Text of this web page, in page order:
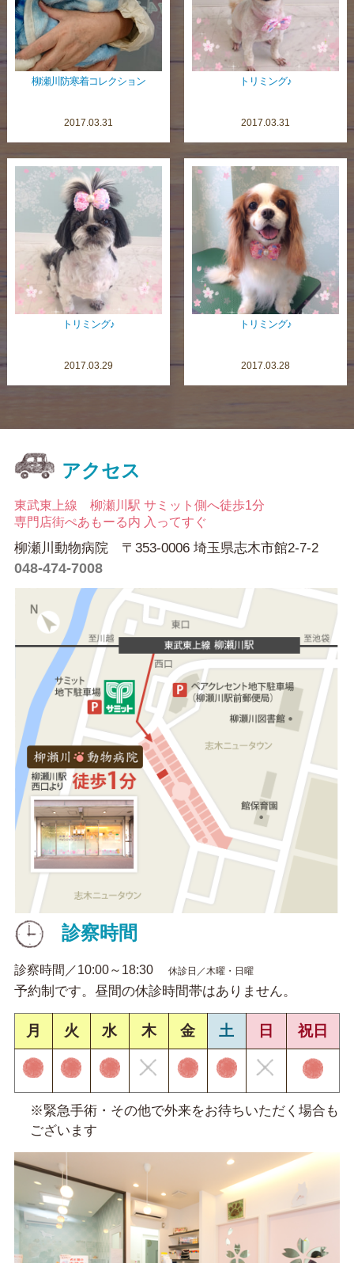
柳瀬川防寒着コレクション
2017.03.31
トリミング♪
2017.03.31
トリミング♪
2017.03.29
トリミング♪
2017.03.28
アクセス
東武東上線 柳瀬川駅 サミット側へ徒歩1分
専門店街ぺあもーる内 入ってすぐ
柳瀬川動物病院 〒353-0006 埼玉県志木市館2-7-2
048-474-7008
診察時間
診察時間／10:00～18:30 休診日／木曜・日曜
予約制です。昼間の休診時間帯はありません。
月 火 水 木 金 土 日 祝日
※緊急手術・その他で外来をお待ちいただく場合も
ございます